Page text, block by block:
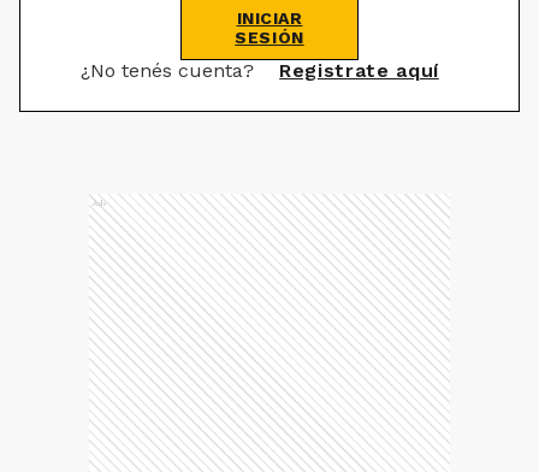
INICIAR
SESIÓN
¿No tenés cuenta? Registrate aquí
Ads